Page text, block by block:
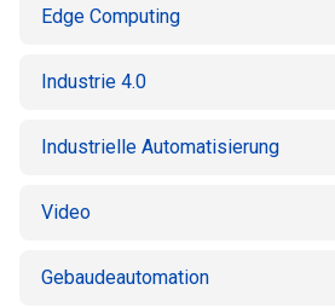
Edge Computing
Industrie 4.0
Industrielle Automatisierung
Video
Gebaudeautomation